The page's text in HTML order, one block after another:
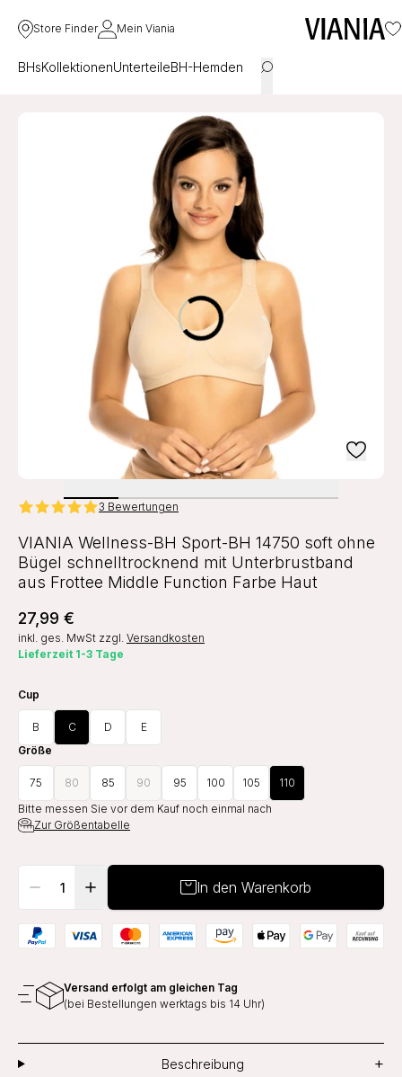
Store Finder Mein Viania
BHsKollektionenUnterteileBH-Hemden
3 Bewertungen
VIANIA Wellness-BH Sport-BH 14750 soft ohne
Bügel schnelltrocknend mit Unterbrustband
aus Frottee Middle Function Farbe Haut
27,99 €
inkl. ges. MwSt zzgl. Versandkosten
Lieferzeit 1-3 Tage
Cup
B C D
E
Größe
75 80 85 90 95 100 105
110
Bitte messen Sie vor dem Kauf noch einmal nach
Zur Größentabelle
In den Warenkorb
Versand erfolgt am gleichen Tag
(bei Bestellungen werktags bis 14 Uhr)
Beschreibung +